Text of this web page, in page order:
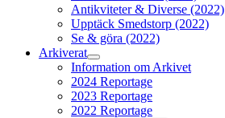
Antikviteter & Diverse (2022)
Upptäck Smedstorp (2022)
Se & göra (2022)
Arkiverat
Information om Arkivet
2024 Reportage
2023 Reportage
2022 Reportage